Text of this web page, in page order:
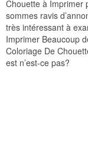
Chouette à Imprimer
sommes ravis
très intéressant à
Imprimer Beaucoup
Coloriage De
est n’est-ce pas?